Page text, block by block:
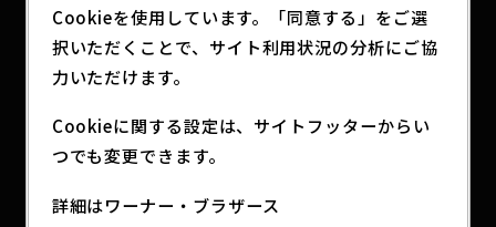
分類 アニメグッズ
アニメ「ジョジョの奇妙な冒険 黄金の風」の衣装を
トルソーで再現！
Cookieを使用しています。「同意する」をご選
択いただくことで、サイト利用状況の分析にご協
力いただけます。
Cookieに関する設定は、サイトフッターからい
つでも変更できます。
詳細はワーナー・ブラザース